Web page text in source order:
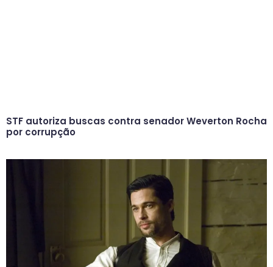
STF autoriza buscas contra senador Weverton Rocha
por corrupção